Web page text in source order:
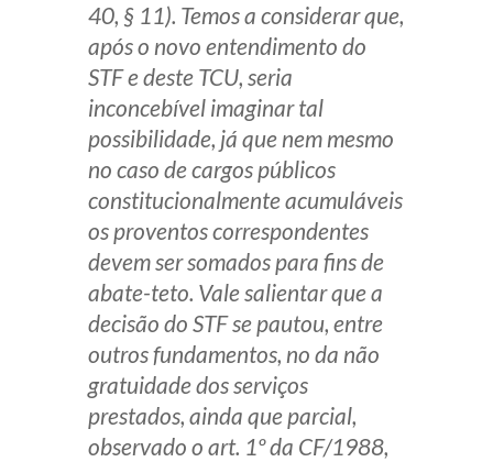
40, § 11). Temos a considerar que,
após o novo entendimento do
STF e deste TCU, seria
inconcebível imaginar tal
possibilidade, já que nem mesmo
no caso de cargos públicos
constitucionalmente acumuláveis
os proventos correspondentes
devem ser somados para fins de
abate-teto. Vale salientar que a
decisão do STF se pautou, entre
outros fundamentos, no da não
gratuidade dos serviços
prestados, ainda que parcial,
observado o art. 1º da CF/1988,